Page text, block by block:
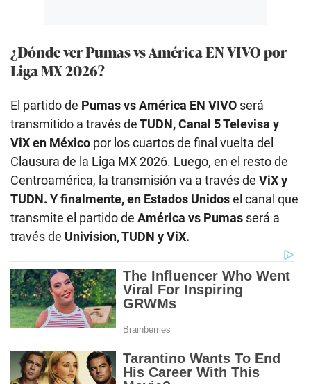
¿Dónde ver Pumas vs América EN VIVO por
Liga MX 2026?
El partido de Pumas vs América EN VIVO será
transmitido a través deTUDN, Canal 5 Televisa y
ViX en México por los cuartos de final vuelta del
Clausura de la Liga MX 2026. Luego, en el resto de
Centroamérica, la transmisión va a través de ViX y
TUDN. Y finalmente, en Estados Unidosel canal que
transmite el partido de América vs Pumas será a
través de Univision, TUDN y ViX.